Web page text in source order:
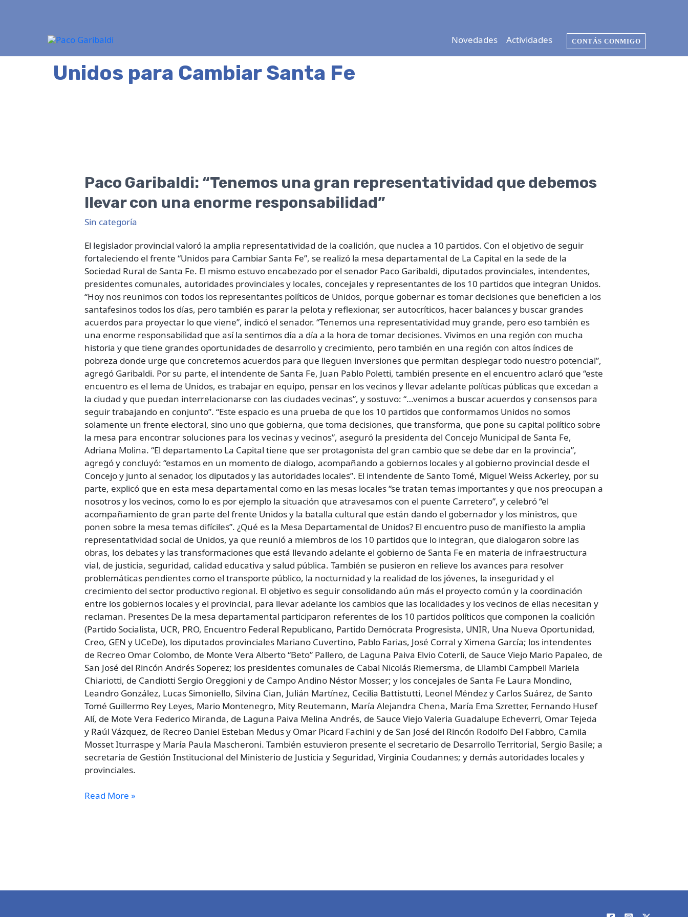
Novedades Actividades CONTÁS CONMIGO
Unidos para Cambiar Santa Fe
Paco Garibaldi: “Tenemos una gran representatividad que debemos
llevar con una enorme responsabilidad”
Sin categoría
El legislador provincial valoró la amplia representatividad de la coalición, que nuclea a 10 partidos. Con el objetivo de seguir
fortaleciendo el frente “Unidos para Cambiar Santa Fe”, se realizó la mesa departamental de La Capital en la sede de la
Sociedad Rural de Santa Fe. El mismo estuvo encabezado por el senador Paco Garibaldi, diputados provinciales, intendentes,
presidentes comunales, autoridades provinciales y locales, concejales y representantes de los 10 partidos que integran Unidos.
“Hoy nos reunimos con todos los representantes políticos de Unidos, porque gobernar es tomar decisiones que beneficien a los
santafesinos todos los días, pero también es parar la pelota y reflexionar, ser autocríticos, hacer balances y buscar grandes
acuerdos para proyectar lo que viene”, indicó el senador. “Tenemos una representatividad muy grande, pero eso también es
una enorme responsabilidad que así la sentimos día a día a la hora de tomar decisiones. Vivimos en una región con mucha
historia y que tiene grandes oportunidades de desarrollo y crecimiento, pero también en una región con altos índices de
pobreza donde urge que concretemos acuerdos para que lleguen inversiones que permitan desplegar todo nuestro potencial”,
agregó Garibaldi. Por su parte, el intendente de Santa Fe, Juan Pablo Poletti, también presente en el encuentro aclaró que “este
encuentro es el lema de Unidos, es trabajar en equipo, pensar en los vecinos y llevar adelante políticas públicas que excedan a
la ciudad y que puedan interrelacionarse con las ciudades vecinas”, y sostuvo: “…venimos a buscar acuerdos y consensos para
seguir trabajando en conjunto”. “Este espacio es una prueba de que los 10 partidos que conformamos Unidos no somos
solamente un frente electoral, sino uno que gobierna, que toma decisiones, que transforma, que pone su capital político sobre
la mesa para encontrar soluciones para los vecinas y vecinos”, aseguró la presidenta del Concejo Municipal de Santa Fe,
Adriana Molina. “El departamento La Capital tiene que ser protagonista del gran cambio que se debe dar en la provincia”,
agregó y concluyó: “estamos en un momento de dialogo, acompañando a gobiernos locales y al gobierno provincial desde el
Concejo y junto al senador, los diputados y las autoridades locales”. El intendente de Santo Tomé, Miguel Weiss Ackerley, por su
parte, explicó que en esta mesa departamental como en las mesas locales “se tratan temas importantes y que nos preocupan a
nosotros y los vecinos, como lo es por ejemplo la situación que atravesamos con el puente Carretero”, y celebró “el
acompañamiento de gran parte del frente Unidos y la batalla cultural que están dando el gobernador y los ministros, que
ponen sobre la mesa temas difíciles”. ¿Qué es la Mesa Departamental de Unidos? El encuentro puso de manifiesto la amplia
representatividad social de Unidos, ya que reunió a miembros de los 10 partidos que lo integran, que dialogaron sobre las
obras, los debates y las transformaciones que está llevando adelante el gobierno de Santa Fe en materia de infraestructura
vial, de justicia, seguridad, calidad educativa y salud pública. También se pusieron en relieve los avances para resolver
problemáticas pendientes como el transporte público, la nocturnidad y la realidad de los jóvenes, la inseguridad y el
crecimiento del sector productivo regional. El objetivo es seguir consolidando aún más el proyecto común y la coordinación
entre los gobiernos locales y el provincial, para llevar adelante los cambios que las localidades y los vecinos de ellas necesitan y
reclaman. Presentes De la mesa departamental participaron referentes de los 10 partidos políticos que componen la coalición
(Partido Socialista, UCR, PRO, Encuentro Federal Republicano, Partido Demócrata Progresista, UNIR, Una Nueva Oportunidad,
Creo, GEN y UCeDe), los diputados provinciales Mariano Cuvertino, Pablo Farias, José Corral y Ximena García; los intendentes
de Recreo Omar Colombo, de Monte Vera Alberto “Beto” Pallero, de Laguna Paiva Elvio Coterli, de Sauce Viejo Mario Papaleo, de
San José del Rincón Andrés Soperez; los presidentes comunales de Cabal Nicolás Riemersma, de Lllambi Campbell Mariela
Chiariotti, de Candiotti Sergio Oreggioni y de Campo Andino Néstor Mosser; y los concejales de Santa Fe Laura Mondino,
Leandro González, Lucas Simoniello, Silvina Cian, Julián Martínez, Cecilia Battistutti, Leonel Méndez y Carlos Suárez, de Santo
Tomé Guillermo Rey Leyes, Mario Montenegro, Mity Reutemann, María Alejandra Chena, María Ema Szretter, Fernando Husef
Alí, de Mote Vera Federico Miranda, de Laguna Paiva Melina Andrés, de Sauce Viejo Valeria Guadalupe Echeverri, Omar Tejeda
y Raúl Vázquez, de Recreo Daniel Esteban Medus y Omar Picard Fachini y de San José del Rincón Rodolfo Del Fabbro, Camila
Mosset Iturraspe y María Paula Mascheroni. También estuvieron presente el secretario de Desarrollo Territorial, Sergio Basile; a
secretaria de Gestión Institucional del Ministerio de Justicia y Seguridad, Virginia Coudannes; y demás autoridades locales y
provinciales.
Garibaldi:
“Tenemos
una
gran
representatividad
que
debemos
llevar
con
una
enorme
responsabilidad”
Read More »